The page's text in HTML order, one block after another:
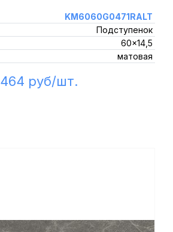
KM6060G0471RALT
Подступенок
60x14,5
матовая
464 руб/шт.